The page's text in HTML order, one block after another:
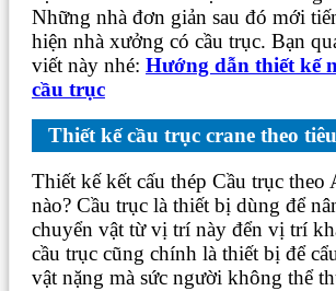
Những nhà đơn giản sau đó mới
hiện nhà xưởng có cầu trục. Bạn
viết này nhé: Hướng dẫn thiết kế
cầu trục
Thiết kế cầu trục crane theo
Thiết kế kết cấu thép Cầu trục theo
nào? Cầu trục là thiết bị dùng để
chuyển vật từ vị trí này đển vị trí
cầu trục cũng chính là thiết bị để
vật nặng mà sức người không thể